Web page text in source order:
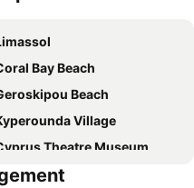
Bay Beach
Beach
Village
Theatre Museum
Beach